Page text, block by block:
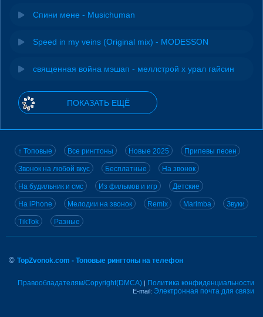
Спини мене - Musichuman
Speed in my veins (Original mix) - MODESSON
священная война мэшап - меллстрой х урал гайсин
ПОКАЗАТЬ ЕЩЁ
↑ Топовые Все рингтоны Новые 2025 Припевы песен
Звонок на любой вкус Бесплатные На звонок
На будильник и смс Из фильмов и игр Детские
На iPhone Мелодии на звонок Remix Marimba Звуки
TikTok Разные
© TopZvonok.com - Топовые рингтоны на телефон
Правообладателям/Copyright(DMCA) | Политика конфиденциальности
E-mail: Электронная почта для связи